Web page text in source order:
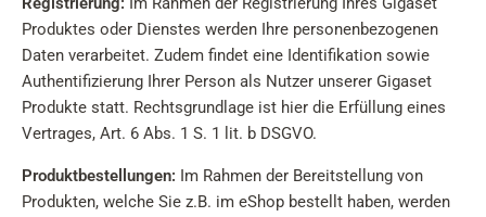
Produktes oder Dienstes werden Ihre personenbezogenen
Daten verarbeitet. Zudem findet eine Identifikation sowie
Authentifizierung Ihrer Person als Nutzer unserer Gigaset
Produkte statt. Rechtsgrundlage ist hier die Erfüllung eines
Vertrages, Art. 6 Abs. 1 S. 1 lit. b DSGVO.
Produktbestellungen: Im Rahmen der Bereitstellung von
Produkten, welche Sie z.B. im eShop bestellt haben, werden